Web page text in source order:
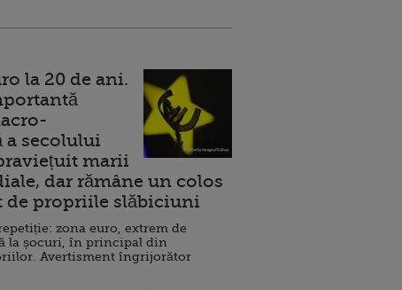
la 20 de ani.
a secolului
marii
dar rămâne un colos
de propriile slăbiciuni
zona euro, extrem de
la șocuri, în principal din
Avertisment îngrijorător